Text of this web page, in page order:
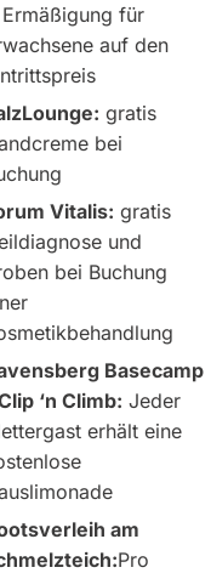
für
auf den
gratis
bei
Vitalis: gratis
und
bei Buchung
Basecamp
‘n Climb: Jeder
erhält eine
am
Pro